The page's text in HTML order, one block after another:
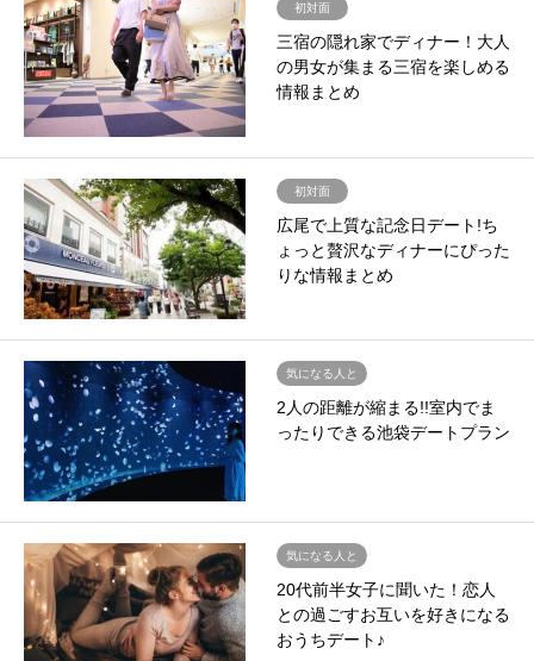
初対面
三宿の隠れ家でディナー！大人
の男女が集まる三宿を楽しめる
情報まとめ
初対面
広尾で上質な記念日デート!ち
ょっと贅沢なディナーにぴった
りな情報まとめ
気になる人と
2人の距離が縮まる!!室内でま
ったりできる池袋デートプラン
気になる人と
20代前半女子に聞いた！恋人
との過ごすお互いを好きになる
おうちデート♪